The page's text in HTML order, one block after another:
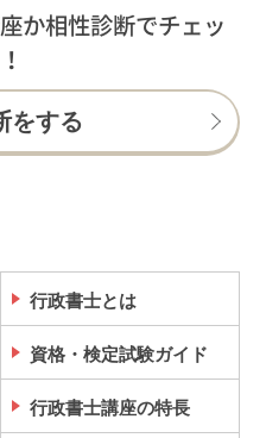
か相性診断でチェッ
をする
行政書士とは
資格・検定試験ガイド
行政書士講座の特長